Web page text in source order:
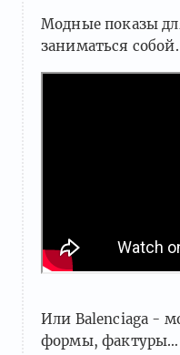
Модные показы
заниматься
Или Balenсiaga -
формы, фактуры…